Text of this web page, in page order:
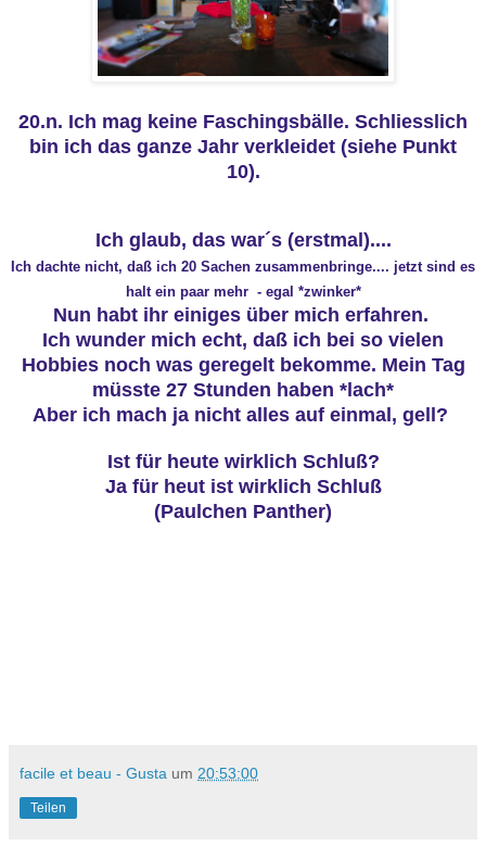
20.n. Ich mag keine Faschingsbälle. Schliesslich
bin ich das ganze Jahr verkleidet (siehe Punkt
10).
Ich glaub, das war´s (erstmal)....
Ich dachte nicht, daß ich 20 Sachen zusammenbringe.... jetzt sind es
halt ein paar mehr - egal *zwinker*
Nun habt ihr einiges über mich erfahren.
Ich wunder mich echt, daß ich bei so vielen
Hobbies noch was geregelt bekomme. Mein Tag
müsste 27 Stunden haben *lach*
Aber ich mach ja nicht alles auf einmal, gell?
Ist für heute wirklich Schluß?
Ja für heut ist wirklich Schluß
(Paulchen Panther)
facile et beau - Gusta um 20:53:00
Teilen